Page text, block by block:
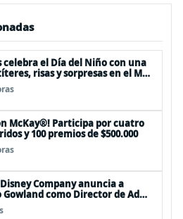
celebra el Día del Niño con una
risas y sorpresas en el Mall
McKay®! Participa por cuatro
y 100 premios de $500.000
Company anuncia a
como Director de Ad
para el Cono Sur